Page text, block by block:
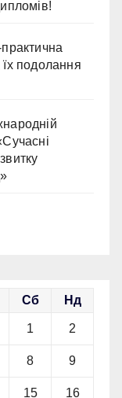
подолання
Сб Нд
1 2
8 9
15 16